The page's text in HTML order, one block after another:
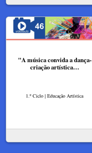
"A música convida a dança-
criação artística…
1.º Ciclo | Educação Artística